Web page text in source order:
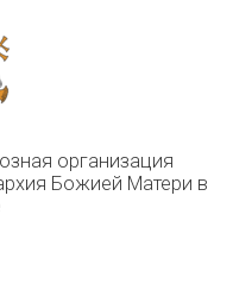
организация
Божией Матери в